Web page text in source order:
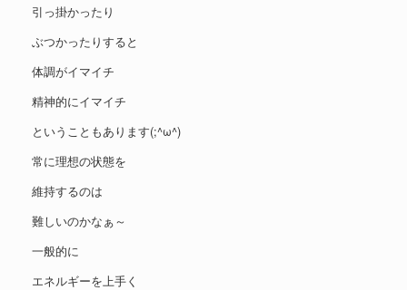
引っ掛かったり
ぶつかったりすると
体調がイマイチ
精神的にイマイチ
ということもあります(;^ω^)
常に理想の状態を
維持するのは
難しいのかなぁ～
一般的に
エネルギーを上手く